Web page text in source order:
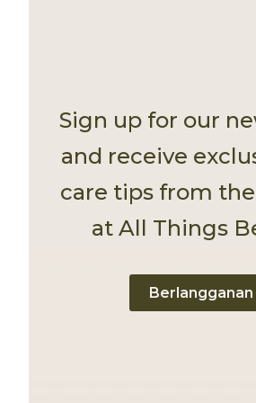
Sign up for our
and receive
care tips from
at All Things
Berlangganan